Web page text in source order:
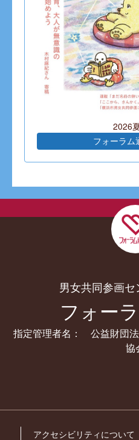
2026
フォーラム
男女共同参画セ
フォー
指定管理者名： 公益財団
協
アクセシビリティについて